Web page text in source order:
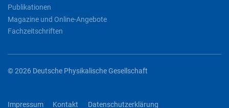
Publikationen
Magazine und Online-Angebote
Fachzeitschriften
© 2026 Deutsche Physikalische Gesellschaft
Impressum Kontakt Datenschutzerklärung